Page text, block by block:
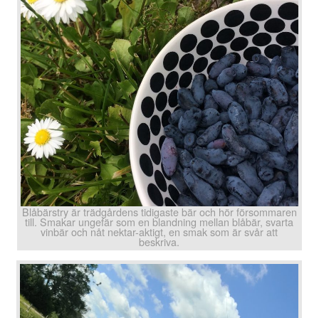
Blåbärstry är trädgårdens tidigaste bär och hör försommaren
till. Smakar ungefär som en blandning mellan blåbär, svarta
vinbär och nåt nektar-aktigt, en smak som är svår att
beskriva.